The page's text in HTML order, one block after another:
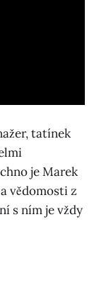
tatínek
je Marek
vědomosti z
s ním je vždy